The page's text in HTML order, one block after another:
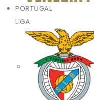
PORTUGAL
LIGA